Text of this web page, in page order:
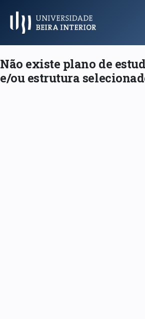
Menu Principal
Não existe plano de
e/ou estrutura